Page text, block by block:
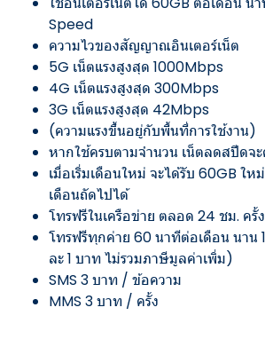
Speed
ความไวของสัญญาณอินเตอร์เน็ต
5G เน็ตแรงสูงสุด 1000Mbps
4G เน็ตแรงสูงสุด 300Mbps
3G เน็ตแรงสูงสุด 42Mbps
(ความแรงขึ้นอยู่กับพื้นที่การใช้งาน)
หากใช้ครบตามจำนวน เน็ตลดสปีดจ
เมื่อเริ่มเดือนใหม่ จะได้รับ 60GB ใ
เดือนถัดไปได้
โทรฟรีในเครือข่าย ตลอด 24 ชม. ครั้
โทรฟรีทุกค่าย 60 นาทีต่อเดือน นาน
ละ 1 บาท ไม่รวมภาษีมูลค่าเพิ่ม)
SMS 3 บาท / ข้อความ
MMS 3 บาท / ครั้ง